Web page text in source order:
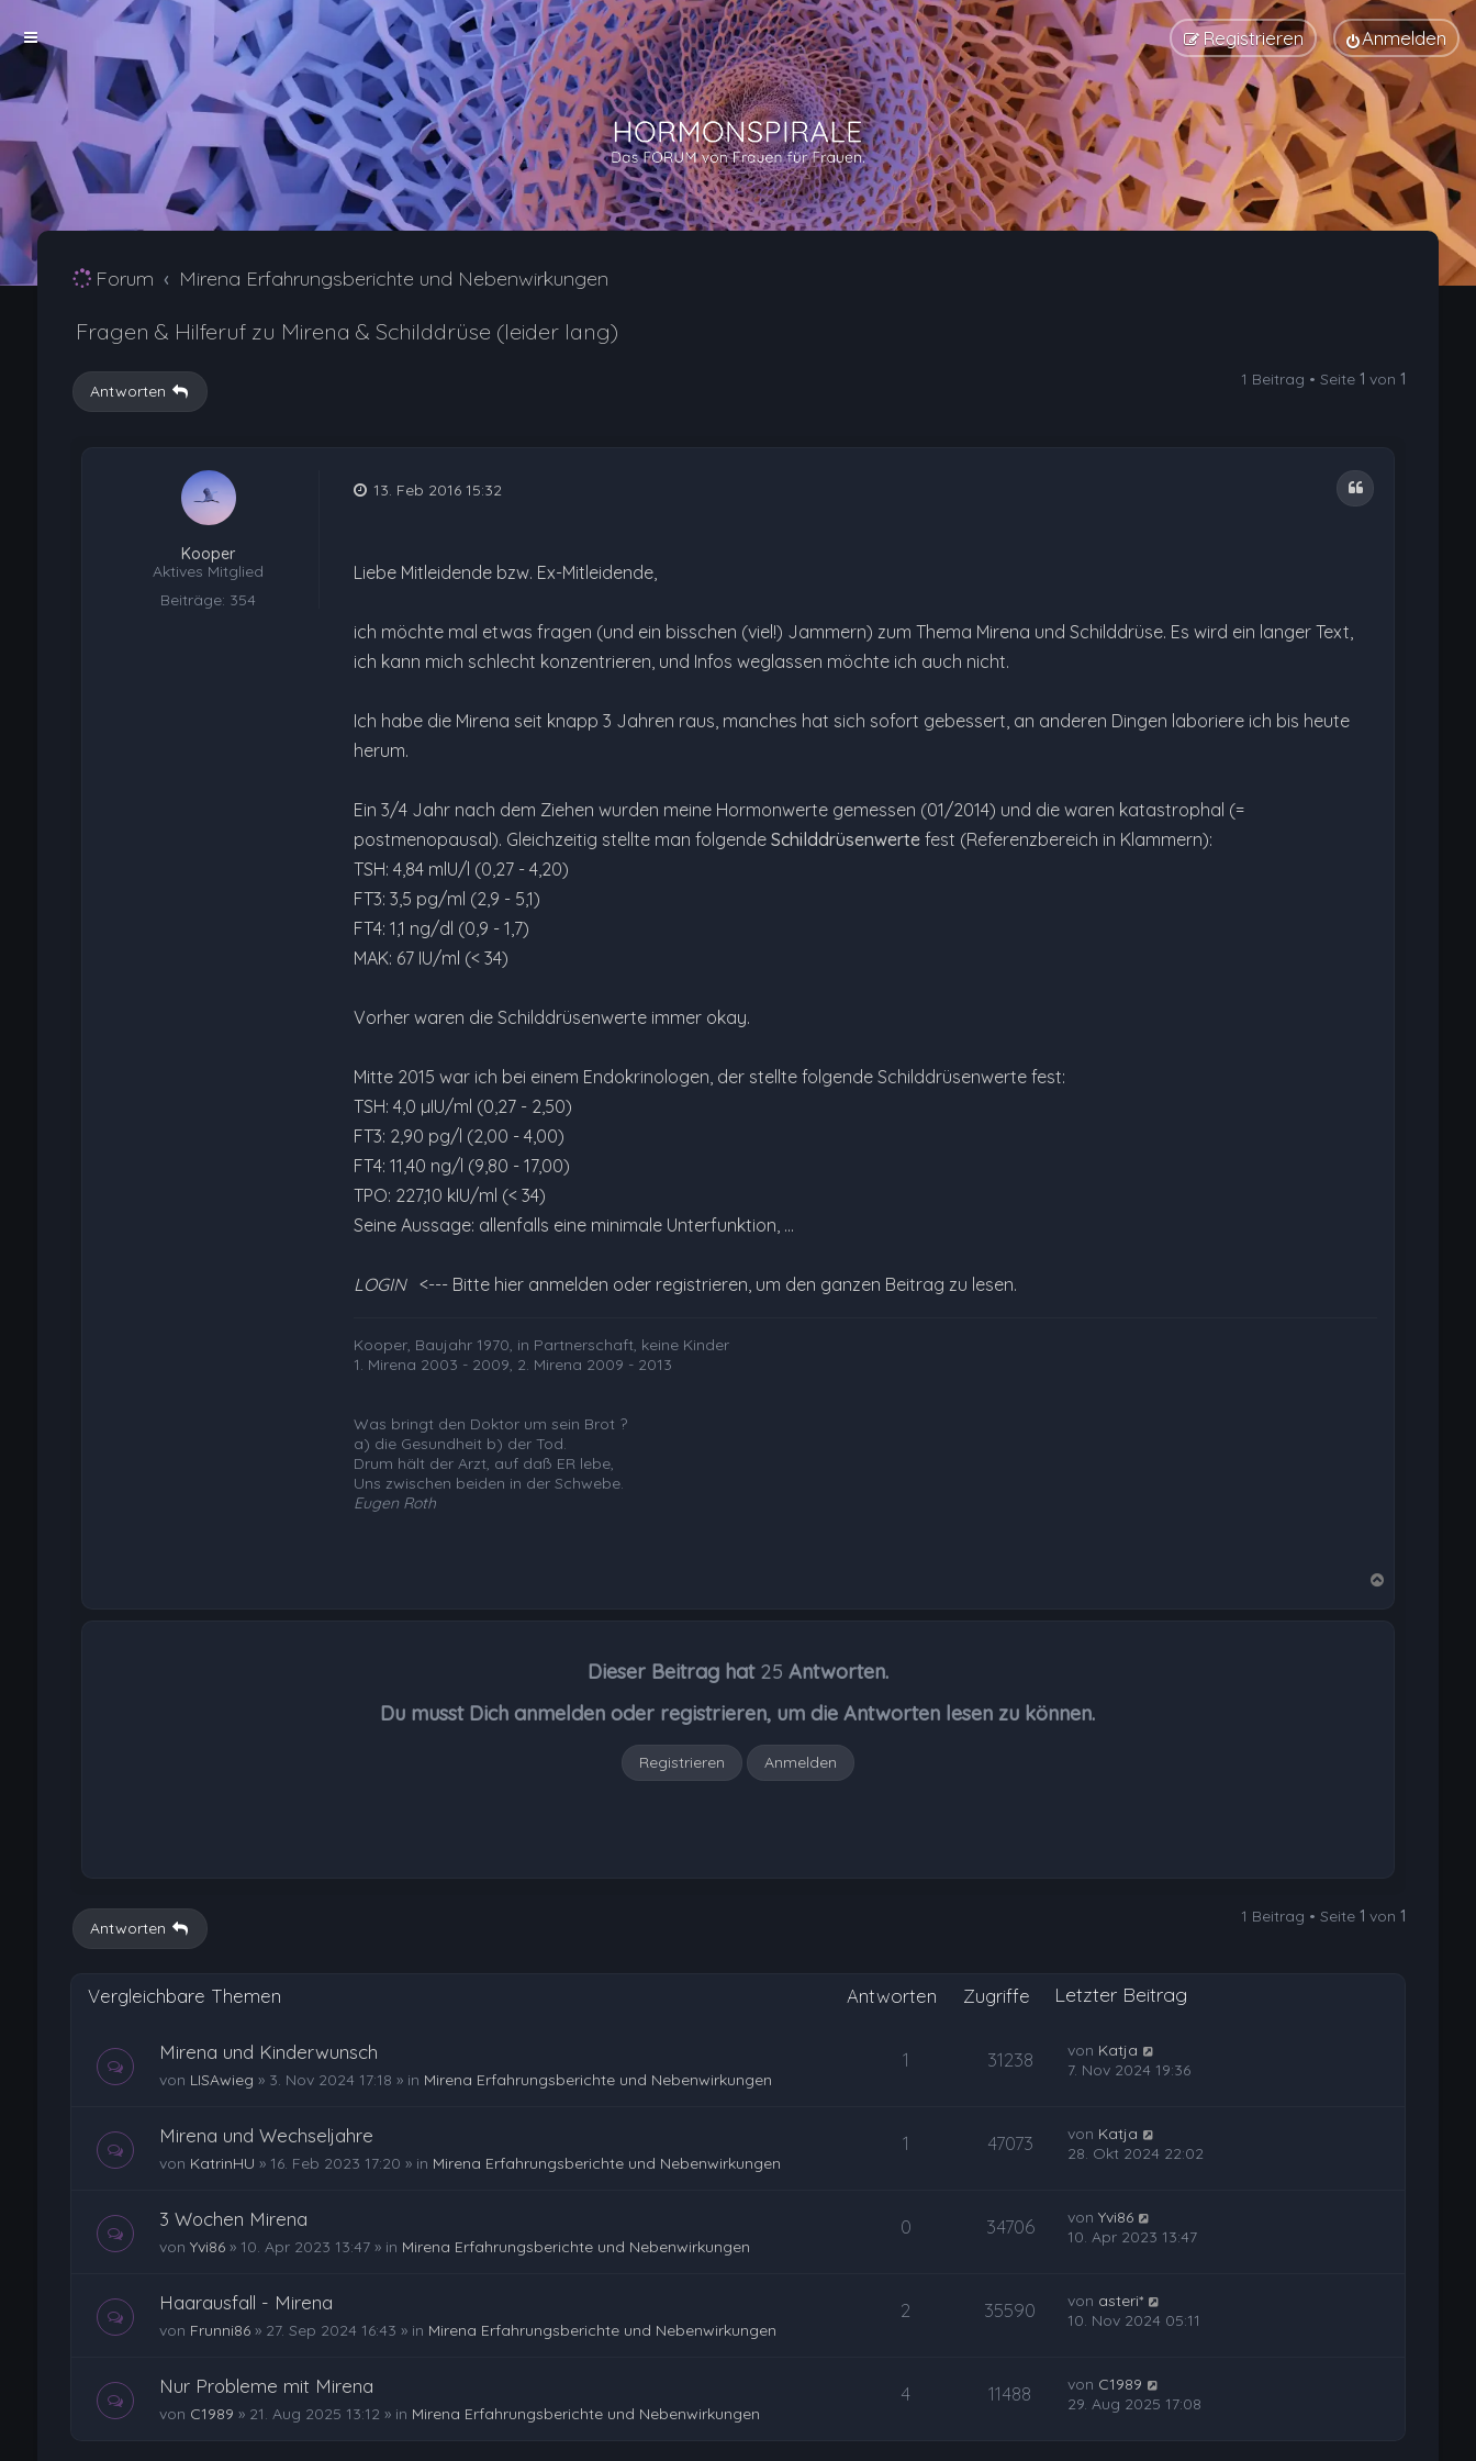
Anmelden
Registrieren
Forum Mirena Erfahrungsberichte und Nebenwirkungen
Fragen & Hilferuf zu Mirena & Schilddrüse (leider lang)
Antworten
1 Beitrag • Seite1 von1
Kooper
Aktives Mitglied
Beiträge: 354
Zitat
13. Feb 2016 15:32
Liebe Mitleidende bzw. Ex-Mitleidende,
ich möchte mal etwas fragen (und ein bisschen (viel!) Jammern) zum Thema Mirena und Schilddrüse. Es wird ein langer Text,
ich kann mich schlecht konzentrieren, und Infos weglassen möchte ich auch nicht.
Ich habe die Mirena seit knapp 3 Jahren raus, manches hat sich sofort gebessert, an anderen Dingen laboriere ich bis heute
herum.
Ein 3/4 Jahr nach dem Ziehen wurden meine Hormonwerte gemessen (01/2014) und die waren katastrophal (=
postmenopausal). Gleichzeitig stellte man folgende Schilddrüsenwerte fest (Referenzbereich in Klammern):
TSH: 4,84 mlU/l (0,27 - 4,20)
FT3: 3,5 pg/ml (2,9 - 5,1)
FT4: 1,1 ng/dl (0,9 - 1,7)
MAK: 67 IU/ml (< 34)
Vorher waren die Schilddrüsenwerte immer okay.
Mitte 2015 war ich bei einem Endokrinologen, der stellte folgende Schilddrüsenwerte fest:
TSH: 4,0 µIU/ml (0,27 - 2,50)
FT3: 2,90 pg/l (2,00 - 4,00)
FT4: 11,40 ng/l (9,80 - 17,00)
TPO: 227,10 kIU/ml (< 34)
Seine Aussage: allenfalls eine minimale Unterfunktion, …
LOGIN <--- Bitte hier anmelden oder registrieren, um den ganzen Beitrag zu lesen.
Kooper, Baujahr 1970, in Partnerschaft, keine Kinder
1. Mirena 2003 - 2009, 2. Mirena 2009 - 2013
Was bringt den Doktor um sein Brot ?
a) die Gesundheit b) der Tod.
Drum hält der Arzt, auf daß ER lebe,
Uns zwischen beiden in der Schwebe.
Eugen Roth
Dieser Beitrag hat 25 Antworten.
Du musst Dich anmelden oder registrieren, um die Antworten lesen zu können.
Registrieren Anmelden
Antworten
1 Beitrag • Seite1 von1
Vergleichbare Themen Antworten Zugriffe Letzter Beitrag
Mirena und Kinderwunsch
von LISAwieg » 3. Nov 2024 17:18 » in Mirena Erfahrungsberichte und Nebenwirkungen
1 31238 von Katja
7. Nov 2024 19:36
Mirena und Wechseljahre
von KatrinHU » 16. Feb 2023 17:20 » in Mirena Erfahrungsberichte und Nebenwirkungen
1 47073 von Katja
28. Okt 2024 22:02
3 Wochen Mirena
von Yvi86» 10. Apr 2023 13:47» in Mirena Erfahrungsberichte und Nebenwirkungen
0 34706 vonYvi86
10. Apr 2023 13:47
Haarausfall - Mirena
von Frunni86» 27. Sep 2024 16:43 » in Mirena Erfahrungsberichte und Nebenwirkungen
2 35590 von asteri*
10. Nov 2024 05:11
Nur Probleme mit Mirena
von C1989 » 21. Aug 2025 13:12 » in Mirena Erfahrungsberichte und Nebenwirkungen
4 11488 von C1989
29. Aug 2025 17:08